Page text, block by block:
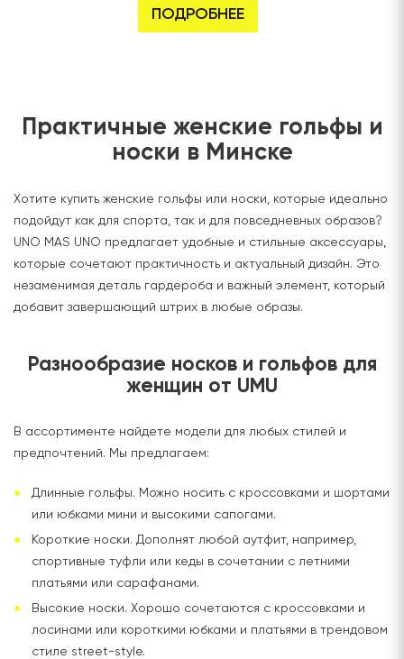
ПОДРОБНЕЕ
Практичные женские гольфы и
носки в Минске
Хотите купить женские гольфы или носки, которые идеально
подойдут как для спорта, так и для повседневных образов?
UNO MAS UNO предлагает удобные и стильные аксессуары,
которые сочетают практичность и актуальный дизайн. Это
незаменимая деталь гардероба и важный элемент, который
добавит завершающий штрих в любые образы.
Разнообразие носков и гольфов для
женщин от UMU
В ассортименте найдете модели для любых стилей и
предпочтений. Мы предлагаем:
Длинные гольфы. Можно носить с кроссовками и шортами
или юбками мини и высокими сапогами.
Короткие носки. Дополнят любой аутфит, например,
спортивные туфли или кеды в сочетании с летними
платьями или сарафанами.
Высокие носки. Хорошо сочетаются с кроссовками и
лосинами или короткими юбками и платьями в трендовом
стиле street-style.